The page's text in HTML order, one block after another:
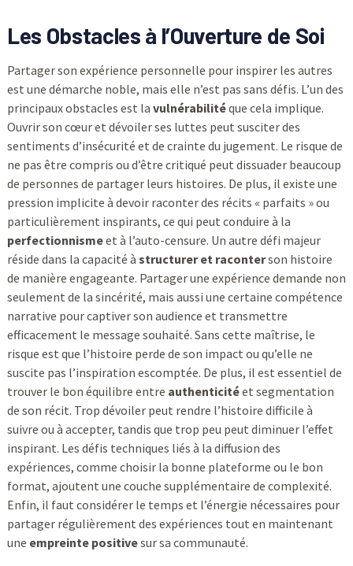
Les Obstacles à l’Ouverture de Soi
Partager son expérience personnelle pour inspirer les autres
est une démarche noble, mais elle n’est pas sans défis. L’un des
principaux obstacles est la vulnérabilitéque cela implique.
Ouvrir son cœur et dévoiler ses luttes peut susciter des
sentiments d’insécurité et de crainte du jugement. Le risque de
ne pas être compris ou d’être critiqué peut dissuader beaucoup
de personnes de partager leurs histoires. De plus, il existe une
pression implicite à devoir raconter des récits « parfaits » ou
particulièrement inspirants, ce qui peut conduire à la
perfectionnismeet à l’auto-censure. Un autre défi majeur
réside dans la capacité à structurer et raconterson histoire
de manière engageante. Partager une expérience demande non
seulement de la sincérité, mais aussi une certaine compétence
narrative pour captiver son audience et transmettre
efficacement le message souhaité. Sans cette maîtrise, le
risque est que l’histoire perde de son impact ou qu’elle ne
suscite pas l’inspiration escomptée. De plus, il est essentiel de
trouver le bon équilibre entre authenticitéet segmentation
de son récit. Trop dévoiler peut rendre l’histoire difficile à
suivre ou à accepter, tandis que trop peu peut diminuer l’effet
inspirant. Les défis techniques liés à la diffusion des
expériences, comme choisir la bonne plateforme ou le bon
format, ajoutent une couche supplémentaire de complexité.
Enfin, il faut considérer le temps et l’énergie nécessaires pour
partager régulièrement des expériences tout en maintenant
une empreinte positivesur sa communauté.